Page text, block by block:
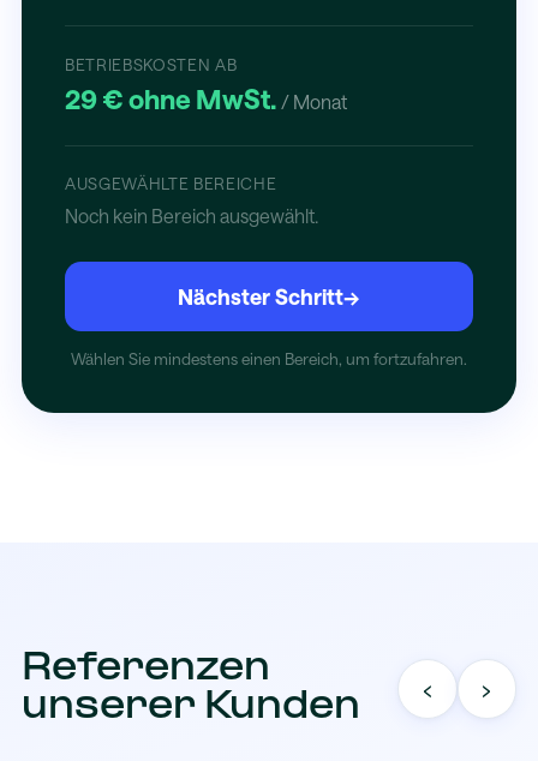
BETRIEBSKOSTEN AB
29 € ohne MwSt. / Monat
AUSGEWÄHLTE BEREICHE
Noch kein Bereich ausgewählt.
Nächster Schritt→
Wählen Sie mindestens einen Bereich, um fortzufahren.
Referenzen
unserer Kunden
‹ ›